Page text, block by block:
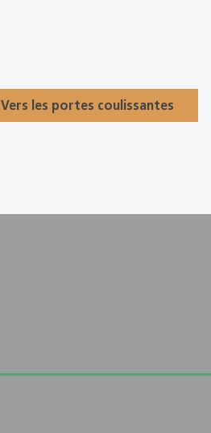
Vers les portes coulissantes